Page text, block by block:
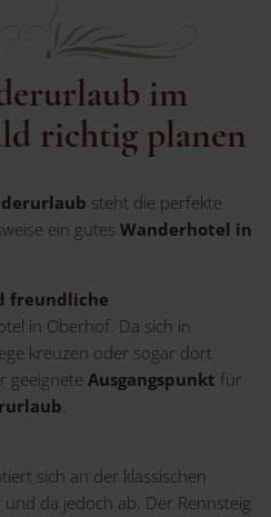
im
richtig planen
steht die perfekte
ein gutes Wanderhotel in
freundliche
in Oberhof. Da sich in
kreuzen oder sogar dort
geeignete Ausgangspunkt für
.
sich an der klassischen
da jedoch ab. Der Rennsteig